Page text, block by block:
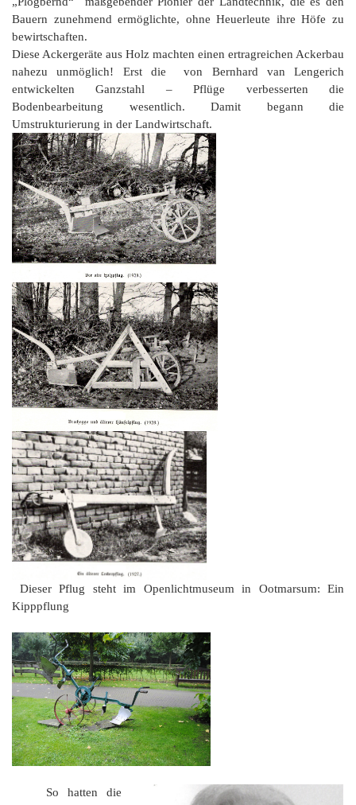
Bauern zunehmend ermöglichte, ohne Heuerleute ihre Höfe zu
bewirtschaften.
Diese Ackergeräte aus Holz machten einen ertragreichen Ackerbau
nahezu unmöglich! Erst die von Bernhard van Lengerich
entwickelten Ganzstahl – Pflüge verbesserten die
Bodenbearbeitung wesentlich. Damit begann die
Umstrukturierung in der Landwirtschaft.
Dieser Pflug steht im Openlichtmuseum in Ootmarsum: Ein
Kipppflung
So hatten die